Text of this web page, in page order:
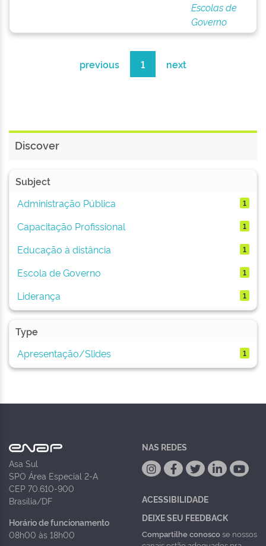
Escolas de
Governo
previous 1 next
Discover
Subject
Administração Pública
1
Capacitação Profissional 1
Educação à distância 1
Escola de Governo 1
Liderança 1
Type
Apresentação/Slides
1
Asa Sul
SPO Área Especial 2-A
CEP 70.610-900
Brasília/DF
Horário de funcionamento
08h00 às 18h00
NAS REDES
ACESSIBILIDADE
DEIXE SEU FEEDBACK
Compartilhe conoscose nossos